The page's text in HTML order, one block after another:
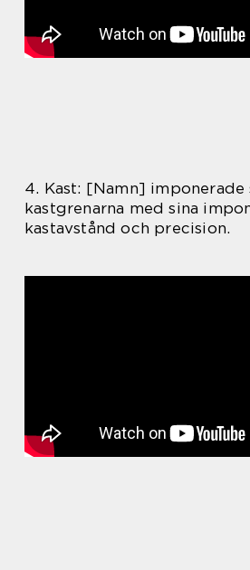
4. Kast: [Namn]
kastgrenarna med sina
kastavstånd och precision.